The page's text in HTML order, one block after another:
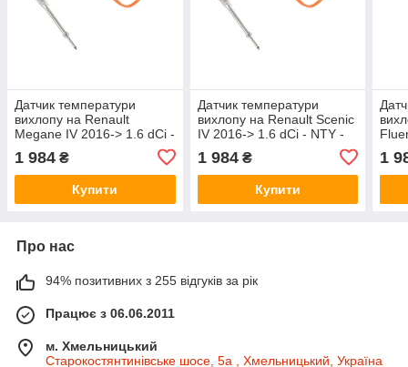
Датчик температури
вихлопу на Renault
Megane IV 2016-> 1.6 dCi -
1 984 ₴
Купити
Датчик температури
вихлопу на Renault Scenic
IV 2016-> 1.6 dCi - NTY -
1 984₴
Купити
1
Про нас
94% позитивних з 255 відгуків за рік
Працює з 06.06.2011
м. Хмельницький
Старокостянтинівське шосе, 5а , Хмельницький, Україна